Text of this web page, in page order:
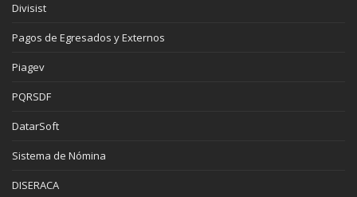
Divisist
Pagos de Egresados y Externos
Piagev
PQRSDF
DatarSoft
Sistema de Nómina
DISERACA